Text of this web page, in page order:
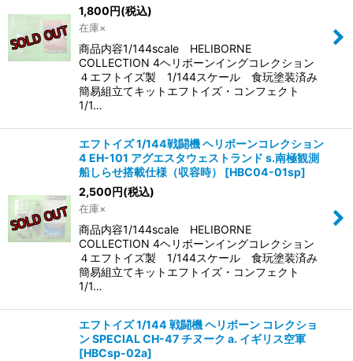
1,800円(税込)
在庫×
商品内容1/144scale HELIBORNE
COLLECTION 4ヘリボーンイングコレクション
４エフトイズ製 1/144スケール 食玩塗装済み
簡易組立てキットエフトイズ・コンフェクト
1/1…
エフトイズ 1/144戦闘機 ヘリボーンコレクション
4 EH-101 アグエスタウェストランド s.南極観測
船しらせ搭載仕様（収容時）
[HBC04-01sp]
2,500円(税込)
在庫×
商品内容1/144scale HELIBORNE
COLLECTION 4ヘリボーンイングコレクション
４エフトイズ製 1/144スケール 食玩塗装済み
簡易組立てキットエフトイズ・コンフェクト
1/1…
エフトイズ 1/144 戦闘機 ヘリボーン コレクショ
ン SPECIAL CH-47 チヌーク a. イギリス空軍
[HBCsp-02a]